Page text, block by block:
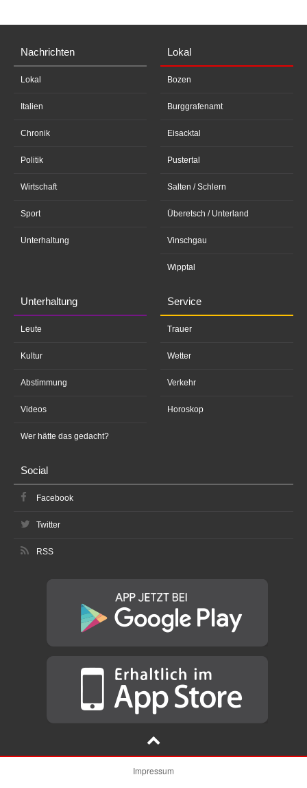
Nachrichten
Lokal
Italien
Chronik
Politik
Wirtschaft
Sport
Unterhaltung
Lokal
Bozen
Burggrafenamt
Eisacktal
Pustertal
Salten / Schlern
Überetsch / Unterland
Vinschgau
Wipptal
Unterhaltung
Leute
Kultur
Abstimmung
Videos
Wer hätte das gedacht?
Service
Trauer
Wetter
Verkehr
Horoskop
Social
Facebook
Twitter
RSS
Impressum